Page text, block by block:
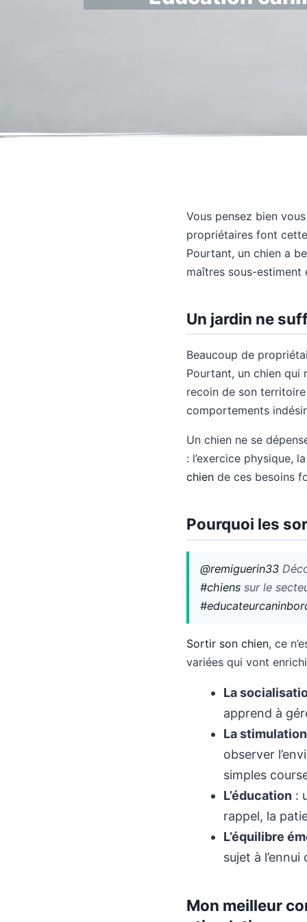
Vous pensez bien
propriétaires font
Pourtant, un chien a
maîtres sous-estiment
Un jardin ne
Beaucoup de
Pourtant, un chien qui
recoin de son
comportements
Un chien ne se
: l’exercice physique, la
chien de ces besoins
Pourquoi les
@remiguerin33
#chiens sur le
Sortir son chien, ce
variées qui vont
La
apprend à
La
observer
simples
L’éducation :
rappel, la
L’équilibre
sujet à l’ennui
Mon meilleur